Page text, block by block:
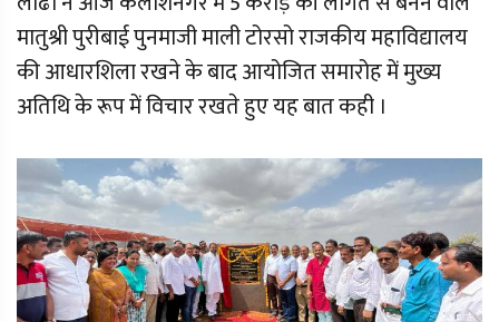
मातुश्री पुरीबाई पुनमाजी माली टोरसो राजकीय महाविद्यालय
की आधारशिला रखने के बाद आयोजित समारोह में मुख्य
अतिथि के रूप में विचार रखते हुए यह बात कही ।